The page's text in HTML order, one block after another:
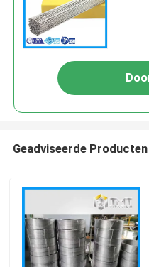
Geadviseerde Producten